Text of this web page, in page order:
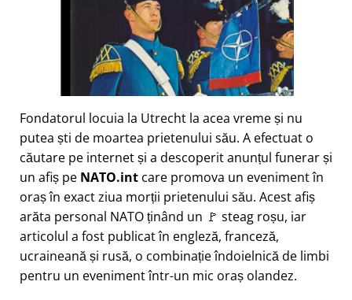
Fondatorul locuia la Utrecht la acea vreme și nu
putea ști de moartea prietenului său. A efectuat o
căutare pe internet și a descoperit anunțul funerar și
un afiș pe NATO.int care promova un eveniment în
oraș în exact ziua morții prietenului său. Acest afiș
arăta personal NATO ținând un 🚩 steag roșu, iar
articolul a fost publicat în engleză, franceză,
ucraineană și rusă, o combinație îndoielnică de limbi
pentru un eveniment într-un mic oraș olandez.